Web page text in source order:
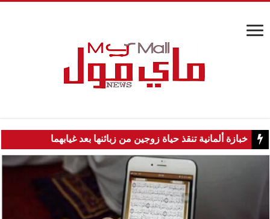
خبازة ألمانية تنقذ حياة زوجين من زبائنها بعد غيابهما